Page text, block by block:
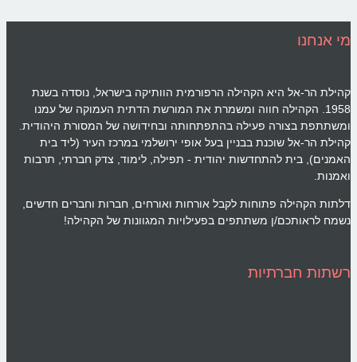
מי אנחנו
קהילת הר-אל היא הקהילה הרפורמית הוותיקה בישראל, נוסדה בשנת
1958. הקהילה חווה ומשמרת את המורשת הדתית העמוקה של עמנו
ומשתתפת בצורה פעילה בהתפתחותה ובחידושה של המסורת היהודית.
קהילת הר-אל שוכנת בבניין בעל אופי ירושלמי במרכז העיר (ליד בית
האמנים), בית להתחדשות יהודית - תפילה, לימוד, צדק חברתי, תרבות
ואמנות.
דלתות הקהילה פתוחות לקבל אורחות ואורחים, חברות וחברים חדשים,
נשמח לראותכם/ן משתתפים בפעילויות המגוונות של הקהילה!
רשתות חברתיות